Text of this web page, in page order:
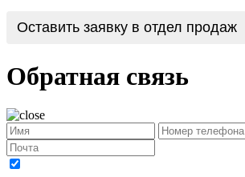
Оставить заявку в отдел продаж
Обратная связь